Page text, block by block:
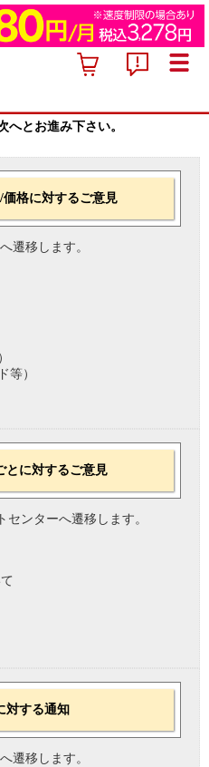
へとお進み下さい。
格に対するご意見
遷移します。
等）
とに対するご意見
ンターへ遷移します。
対する通知
遷移します。